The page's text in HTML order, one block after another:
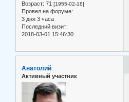
Возраст: 71 [1955-02-18]
Провел на форуме:
3 дня 3 часа
Последний визит:
2018-03-01 15:46:30
Анатолий
Активный участник